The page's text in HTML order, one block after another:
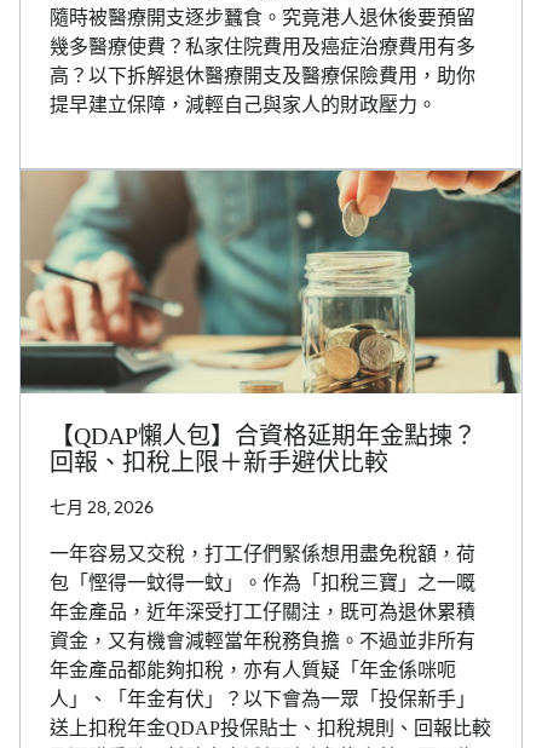
隨時被醫療開支逐步蠶食。究竟港人退休後要預留
幾多醫療使費？私家住院費用及癌症治療費用有多
高？以下拆解退休醫療開支及醫療保險費用，助你
提早建立保障，減輕自己與家人的財政壓力。
【QDAP懶人包】合資格延期年金點揀？
回報、扣稅上限＋新手避伏比較
七月 28, 2026
一年容易又交稅，打工仔們緊係想用盡免稅額，荷
包「慳得一蚊得一蚊」。作為「扣稅三寶」之一嘅
年金產品，近年深受打工仔關注，既可為退休累積
資金，又有機會減輕當年稅務負擔。不過並非所有
年金產品都能夠扣稅，亦有人質疑「年金係咪呃
人」、「年金有伏」？以下會為一眾「投保新手」
送上扣稅年金QDAP投保貼士、扣稅規則、回報比較